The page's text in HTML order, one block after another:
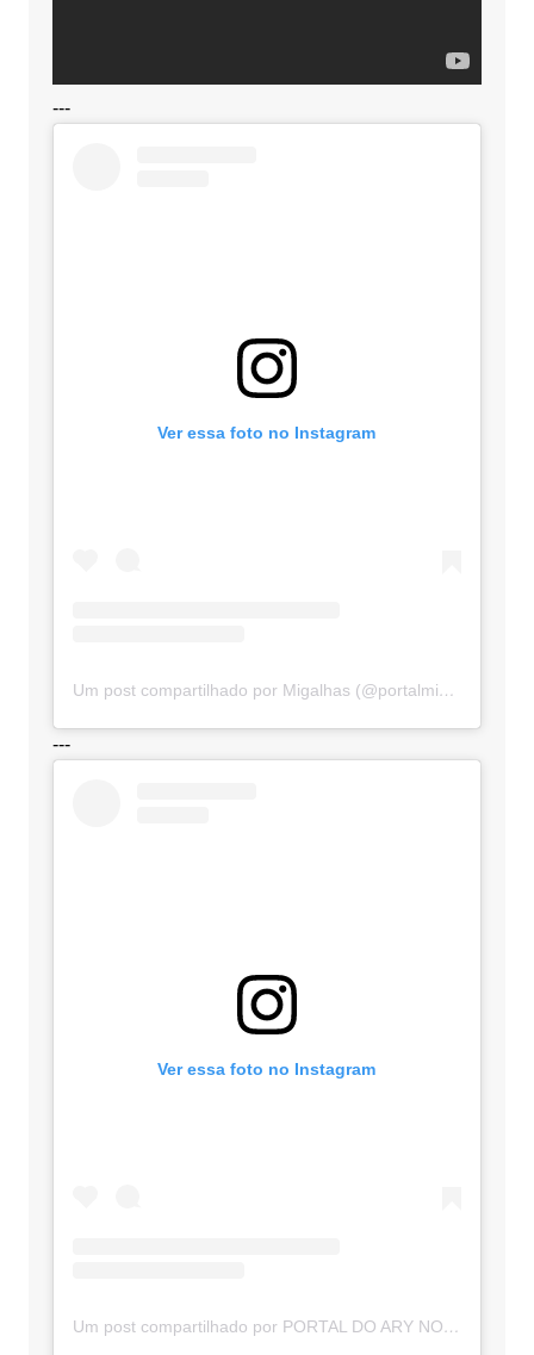
---
Ver essa foto no Instagram
Um post compartilhado por Migalhas (@portalmigalhas)
---
Ver essa foto no Instagram
Um post compartilhado por PORTAL DO ARY NOTÍCIAS (@portaldoarynoticias)